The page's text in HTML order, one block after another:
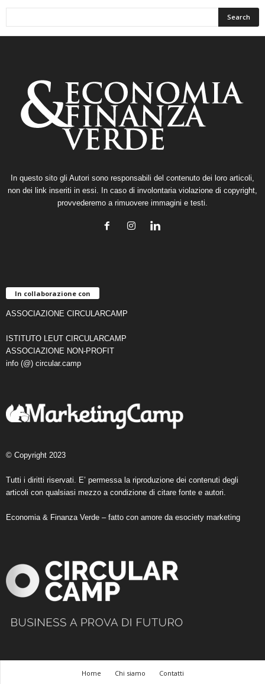
In questo sito gli Autori sono responsabili del contenuto dei loro articoli,
non dei link inseriti in essi. In caso di involontaria violazione di copyright,
provvederemo a rimuovere immagini e testi.
In collaborazione con
ASSOCIAZIONE CIRCULARCAMP
ISTITUTO LEUT CIRCULARCAMP
ASSOCIAZIONE NON-PROFIT
info (@) circular.camp
© Copyright 2023
Tutti i diritti riservati. E’ permessa la riproduzione dei contenuti degli
articoli con qualsiasi mezzo a condizione di citare fonte e autori.
Economia & Finanza Verde – fatto con amore da esociety marketing
Home Chi siamo Contatti